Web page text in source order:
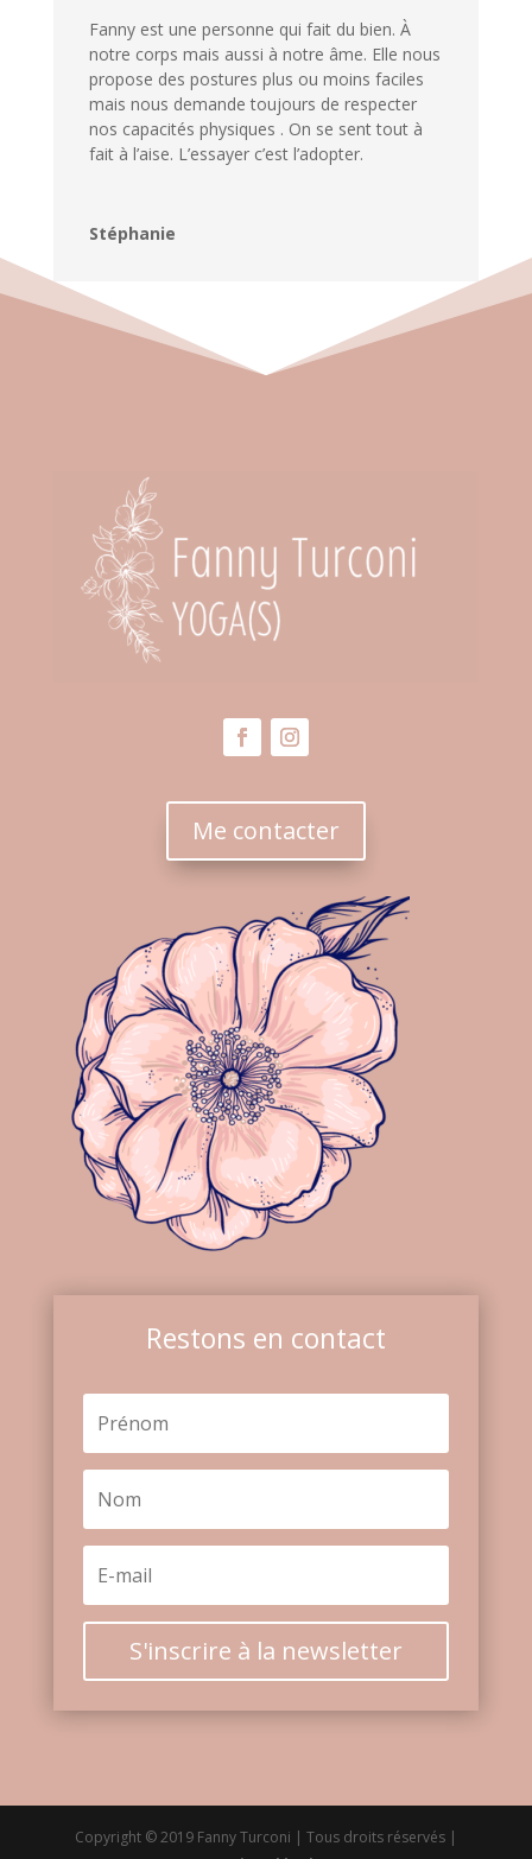
Fanny est une personne qui fait du bien. À
notre corps mais aussi à notre âme. Elle nous
propose des postures plus ou moins faciles
mais nous demande toujours de respecter
nos capacités physiques . On se sent tout à
fait à l’aise. L’essayer c’est l’adopter.
Stéphanie
Me contacter
Restons en contact
S'inscrire à la newsletter
Copyright © 2019 Fanny Turconi | Tous droits réservés |